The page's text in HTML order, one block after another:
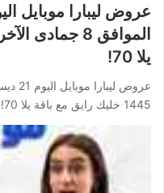
يلا 70!
1445 خليك رايق مع باقة يلا 70! يمكنكم الاطلاع…